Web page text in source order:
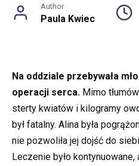
Author
Paula Kwiec
Na oddziale przebywała
operacji serca. Mimo
sterty kwiatów i kilogramy
był fatalny. Alina była
nie pozwoliła jej dojść do
Leczenie było